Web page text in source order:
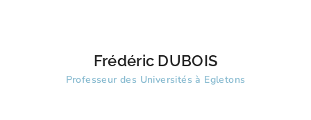
Frédéric DUBOIS
Professeur des Universités à Egletons